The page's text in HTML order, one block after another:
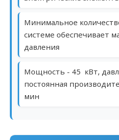
Минимальное
системе обеспечивает
давления
Мощность - 45 кВт,
постоянная
мин